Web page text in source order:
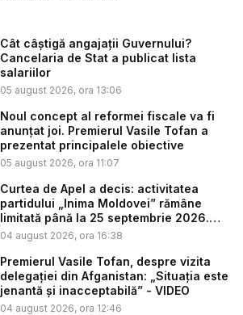
Cât câștigă angajații Guvernului?
Cancelaria de Stat a publicat lista
salariilor
05 august 2026, ora 13:06
Noul concept al reformei fiscale va fi
anunțat joi. Premierul Vasile Tofan a
prezentat principalele obiective
05 august 2026, ora 11:07
Curtea de Apel a decis: activitatea
partidului „Inima Moldovei” rămâne
limitată până la 25 septembrie 2026.
Re...
04 august 2026, ora 16:38
Premierul Vasile Tofan, despre vizita
delegației din Afganistan: „Situația este
jenantă și inacceptabilă” - VIDEO
04 august 2026, ora 12:46